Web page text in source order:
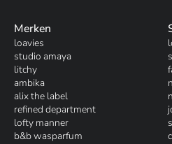
Merken
loavies
studio amaya
litchy
ambika
alix the label
refined department
lofty manner
b&b wasparfum